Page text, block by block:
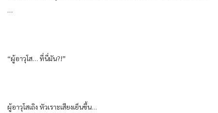
…
“ผู้อาวุโส​… ที่นี่​มัน​?!”
ผู้อาวุโส​เถิง หัวเราะ​เสียง​เย็น​ขึ้น​…